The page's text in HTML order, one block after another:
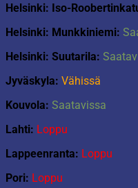
Helsinki: Iso-
Helsinki: Munkkiniemi:
Helsinki: Suutarila:
Jyväskyla: Vähissä
Kouvola: Saatavissa
Lahti: Loppu
Lappeenranta: Loppu
Pori: Loppu